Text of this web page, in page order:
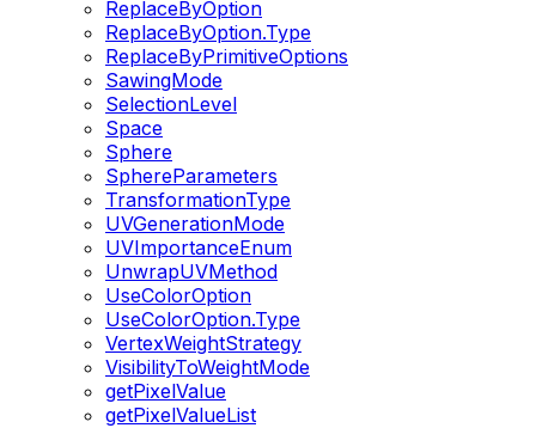
ReplaceByOption
ReplaceByOption.Type
ReplaceByPrimitiveOptions
SawingMode
SelectionLevel
Space
Sphere
SphereParameters
TransformationType
UVGenerationMode
UVImportanceEnum
UnwrapUVMethod
UseColorOption
UseColorOption.Type
VertexWeightStrategy
VisibilityToWeightMode
getPixelValue
getPixelValueList